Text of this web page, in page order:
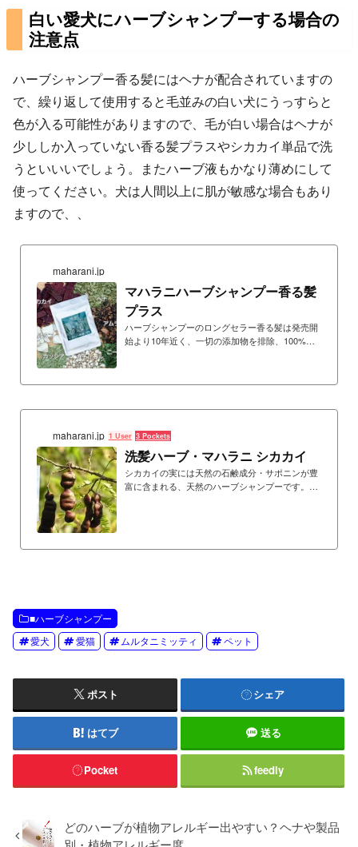
白い愛犬にハーブシャンプーする場合の
注意点
ハーブシャンプー香る髪にはヘナが配合されていますの
で、繰り返して使用すると毛並みの白い犬にうっすらと
色が入る可能性がありますので、毛が白い場合はヘナが
少ししか入っていない香る髪プラスやシカカイ単品で洗
うといいいでしょう。またハーブ液もかなり薄めにして
使ってください。犬は人間以上に肌が敏感な場合もあり
ますので、、
maharani.jp
マハラニハーブシャンプー香る髪
プラス
ハーブシャンプーのロングセラー香る髪は発売開
始より10年近く、一切の添加物を排除、100%天
maharani.jp 1 User 3 Pockets
洗髪ハーブ・マハラニ シカカイ
シカカイの実には天然の石鹸成分・サポニンが豊
富に含まれる、天然のハーブシャンプーです。ア
■ハーブシャンプー
愛犬
愛猫 ムルタニミッティ ペット
ポスト シェア
はてブ 送る
Pocket feedly
どのハーブが植物アレルギー出やすい？ヘナや製品